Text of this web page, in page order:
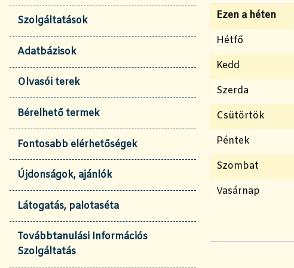
Szolgáltatások
Adatbázisok
Olvasói terek
Bérelhető termek
Fontosabb elérhetőségek
Újdonságok, ajánlók
Látogatás, palotaséta
Továbbtanulási Információs
Szolgáltatás
Ezen a héten
Hétfő
Kedd
Szerda
Csütörtök
Péntek
Szombat
Vasárnap